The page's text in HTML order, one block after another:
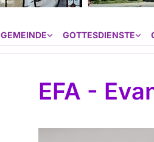
GEMEINDE GOTTESDIENSTE
EFA -